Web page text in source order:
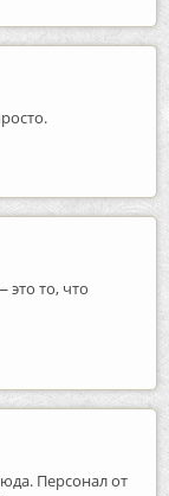
то, что
Персонал от